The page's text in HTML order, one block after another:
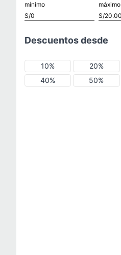
mínimo máximo
Descuentos desde
10% 20%
40%
50%